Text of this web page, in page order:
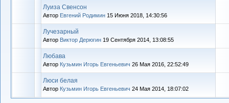
Луиза Свенсон
Автор Евгений Родимин 15 Июня 2018, 14:30:56
Лучезарный
Автор Виктор Дерюгин 19 Сентября 2014, 13:08:55
Любава
Автор Кузьмин Игорь Евгеньевич 26 Мая 2016, 22:52:49
Люси белая
Автор Кузьмин Игорь Евгеньевич 24 Мая 2014, 18:07:02